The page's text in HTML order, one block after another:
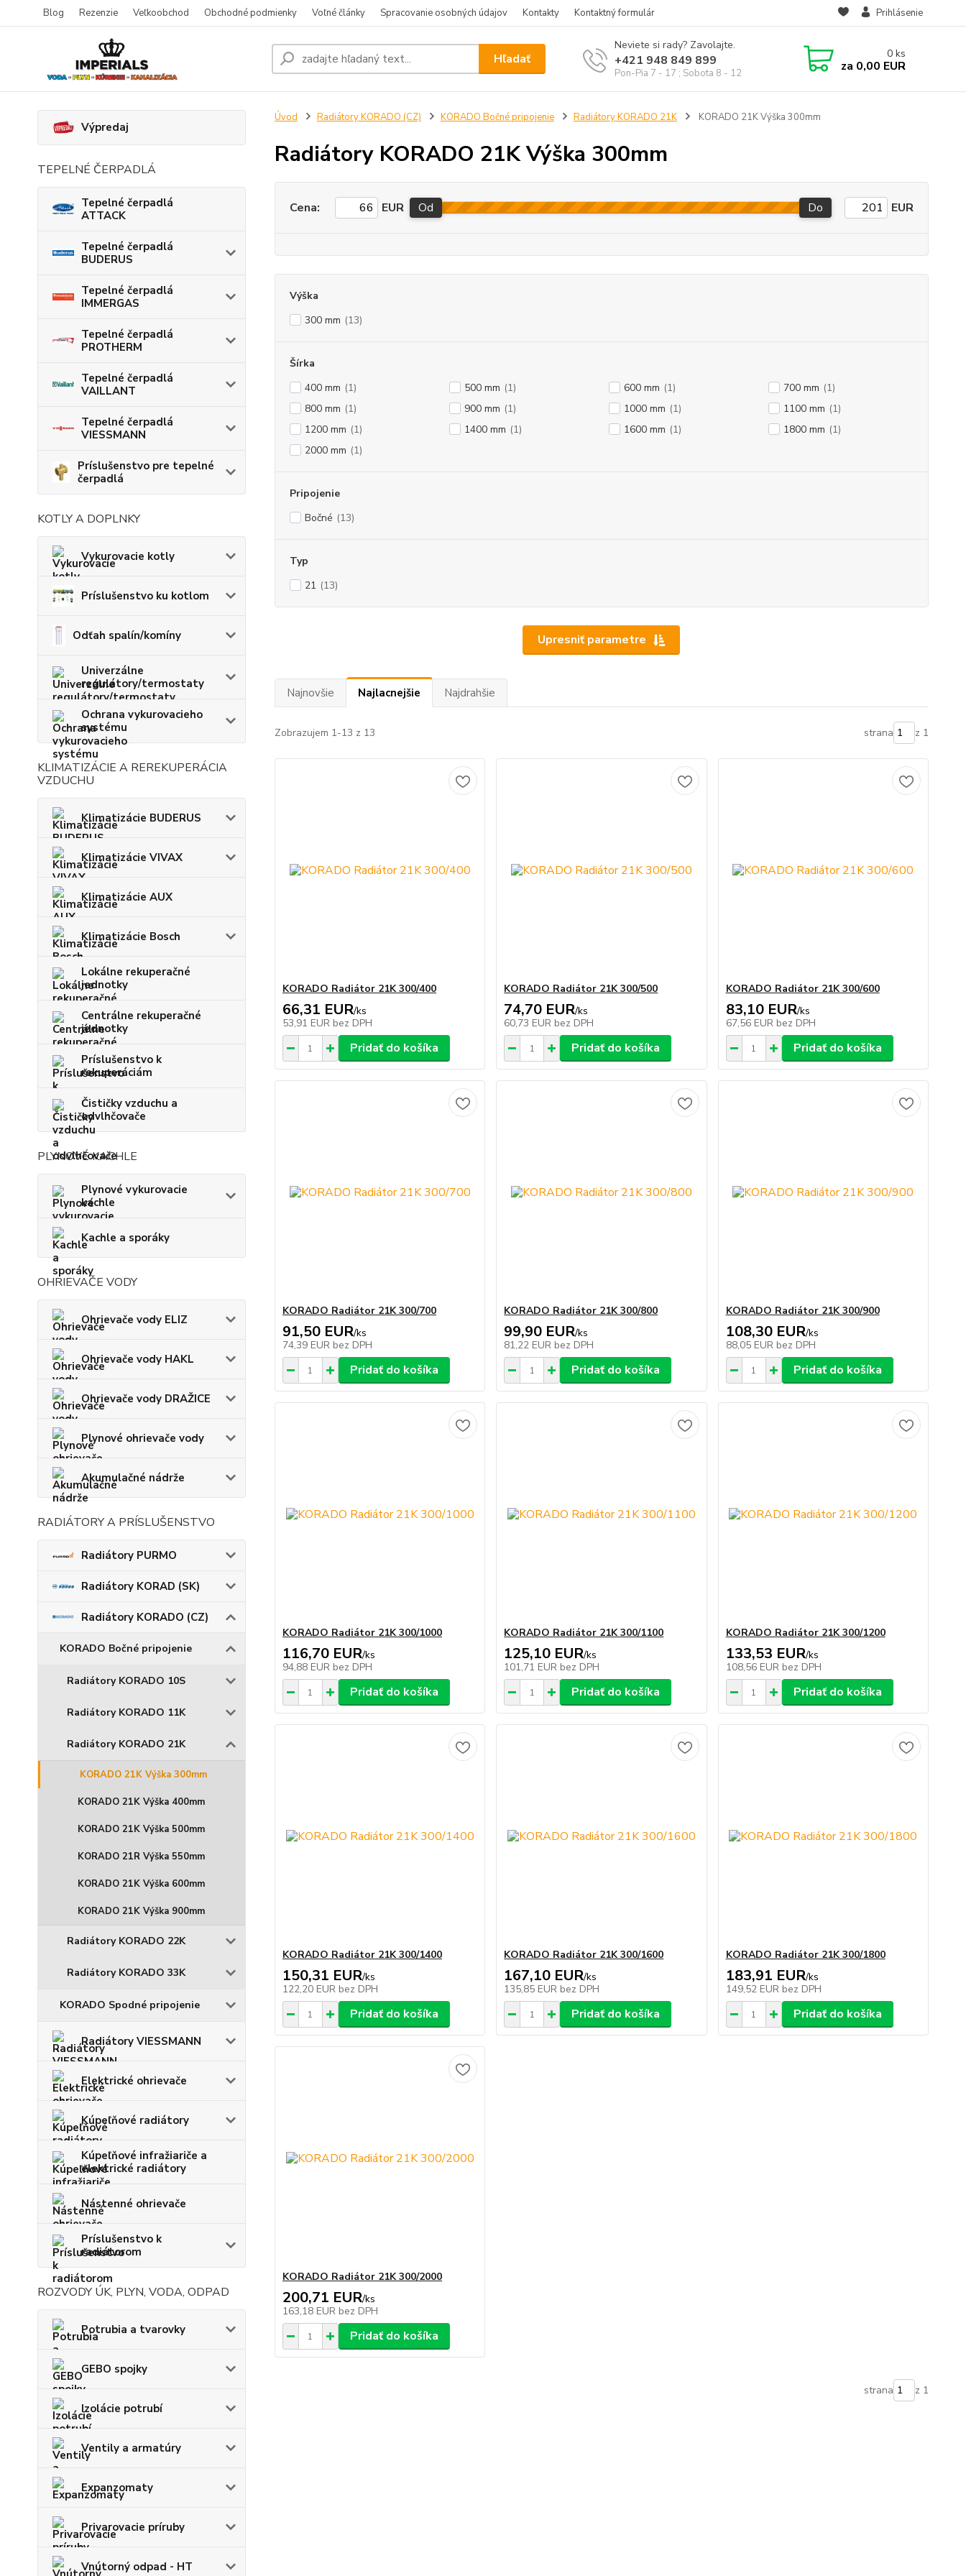
Blog Rezenzie Veľkoobchod Obchodné podmienky Voľné články Spracovanie osobných údajov Kontakty Kontaktný formulár Prihlásenie
Hľadať
Neviete si rady? Zavolajte.
+421 948 849 899
Pon-Pia 7 - 17 ; Sobota 8 - 12
0 ks
za 0,00 EUR
Výpredaj
TEPELNÉ ČERPADLÁ
Tepelné čerpadlá
ATTACK
Tepelné čerpadlá
BUDERUS
Tepelné čerpadlá
IMMERGAS
Tepelné čerpadlá
PROTHERM
Tepelné čerpadlá
VAILLANT
Tepelné čerpadlá
VIESSMANN
Príslušenstvo pre tepelné
čerpadlá
KOTLY A DOPLNKY
Vykurovacie kotly
Príslušenstvo ku kotlom
Odťah spalín/komíny
Univerzálne
regulátory/termostaty
Ochrana vykurovacieho
systému
KLIMATIZÁCIE A REREKUPERÁCIA
VZDUCHU
Klimatizácie BUDERUS
Klimatizácie VIVAX
Klimatizácie AUX
Klimatizácie Bosch
Lokálne rekuperačné
jednotky
Centrálne rekuperačné
jednotky
Príslušenstvo k
rekuperáciám
Čističky vzduchu a
odvlhčovače
PLYNOVÉ KACHLE
Plynové vykurovacie
kachle
Kachle a sporáky
OHRIEVAČE VODY
Ohrievače vody ELIZ
Ohrievače vody HAKL
Ohrievače vody DRAŽICE
Plynové ohrievače vody
Akumulačné nádrže
RADIÁTORY A PRÍSLUŠENSTVO
Radiátory PURMO
Radiátory KORAD (SK)
Radiátory KORADO (CZ)
KORADO Bočné pripojenie
Radiátory KORADO 10S
Radiátory KORADO 11K
Radiátory KORADO 21K
KORADO 21K Výška 300mm
KORADO 21K Výška 400mm
KORADO 21K Výška 500mm
KORADO 21R Výška 550mm
KORADO 21K Výška 600mm
KORADO 21K Výška 900mm
Radiátory KORADO 22K
Radiátory KORADO 33K
KORADO Spodné pripojenie
Radiátory VIESSMANN
Elektrické ohrievače
Kúpeľňové radiátory
Kúpeľňové infražiariče a
elektrické radiátory
Nástenné ohrievače
Príslušenstvo k
radiátorom
ROZVODY ÚK, PLYN, VODA, ODPAD
Potrubia a tvarovky
GEBO spojky
Izolácie potrubí
Ventily a armatúry
Expanzomaty
Privarovacie príruby
Vnútorný odpad - HT
Úvod Radiátory KORADO (CZ) KORADO Bočné pripojenie Radiátory KORADO 21K KORADO 21K Výška 300mm
Radiátory KORADO 21K Výška 300mm
Upresniť parametre
Cena: EUR Od Do EUR
Výška
300 mm (13)
Šírka
400 mm (1) 500 mm (1) 600 mm (1) 700 mm (1)
800 mm (1) 900 mm (1) 1000 mm (1) 1100 mm (1)
1200 mm (1) 1400 mm (1) 1600 mm (1) 1800 mm (1)
2000 mm (1)
Pripojenie
Bočné (13)
Typ
21 (13)
Najnovšie Najlacnejšie Najdrahšie
Zobrazujem 1-13 z 13 strana z 1
KORADO Radiátor 21K 300/400
66,31 EUR/ks
53,91 EUR bez DPH
Pridať do košíka
KORADO Radiátor 21K 300/500
74,70 EUR/ks
60,73 EUR bez DPH
Pridať do košíka
KORADO Radiátor 21K 300/600
83,10 EUR/ks
67,56 EUR bez DPH
Pridať do košíka
KORADO Radiátor 21K 300/700
91,50 EUR/ks
74,39 EUR bez DPH
Pridať do košíka
KORADO Radiátor 21K 300/800
99,90 EUR/ks
81,22 EUR bez DPH
Pridať do košíka
KORADO Radiátor 21K 300/900
108,30 EUR/ks
88,05 EUR bez DPH
Pridať do košíka
KORADO Radiátor 21K 300/1000
116,70 EUR/ks
94,88 EUR bez DPH
Pridať do košíka
KORADO Radiátor 21K 300/1100
125,10 EUR/ks
101,71 EUR bez DPH
Pridať do košíka
KORADO Radiátor 21K 300/1200
133,53 EUR/ks
108,56 EUR bez DPH
Pridať do košíka
KORADO Radiátor 21K 300/1400
150,31 EUR/ks
122,20 EUR bez DPH
Pridať do košíka
KORADO Radiátor 21K 300/1600
167,10 EUR/ks
135,85 EUR bez DPH
Pridať do košíka
KORADO Radiátor 21K 300/1800
183,91 EUR/ks
149,52 EUR bez DPH
Pridať do košíka
KORADO Radiátor 21K 300/2000
200,71 EUR/ks
163,18 EUR bez DPH
Pridať do košíka
strana z 1